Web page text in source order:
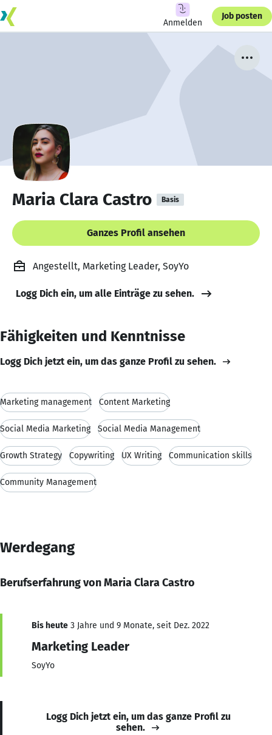
Anmelden
Job posten
Maria Clara Castro Basis
Ganzes Profil ansehen
Angestellt, Marketing Leader, SoyYo
Logg Dich ein, um alle Einträge zu sehen.
Fähigkeiten und Kenntnisse
Logg Dich jetzt ein, um das ganze Profil zu sehen.
Marketing management Content Marketing
Social Media Marketing Social Media Management
Growth Strategy Copywriting UX Writing Communication skills
Community Management
Werdegang
Berufserfahrung von Maria Clara Castro
Bis heute 3 Jahre und 9 Monate, seit Dez. 2022
Marketing Leader
SoyYo
Logg Dich jetzt ein, um das ganze Profil zu
sehen.